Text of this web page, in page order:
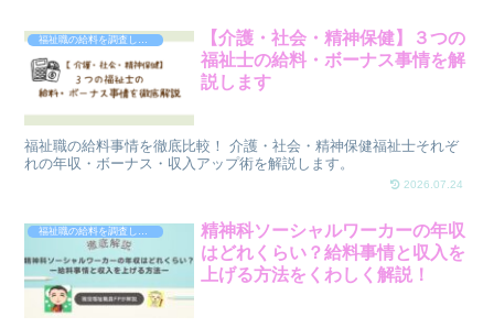
【介護・社会・精神保健】３つの
福祉士の給料・ボーナス事情を解
説します
福祉職の給料事情を徹底比較！ 介護・社会・精神保健福祉士それぞ
れの年収・ボーナス・収入アップ術を解説します。
2026.07.24
福祉職の給料を調査しました
精神科ソーシャルワーカーの年収
はどれくらい？給料事情と収入を
上げる方法をくわしく解説！